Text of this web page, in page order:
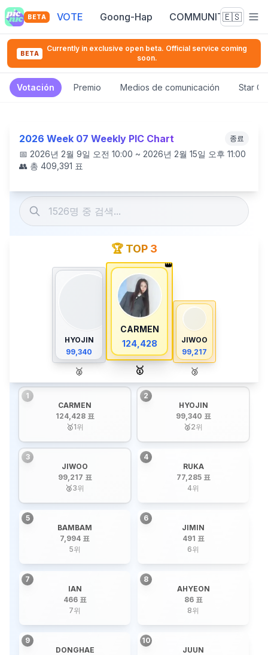
BETA VOTE Goong-Hap COMMUNITY🇪🇸
BETA
Currently in exclusive open beta. Official service coming
soon.
Votación Premio Medios de comunicación Star
2026 Week 07 Weekly PIC Chart 종료
📅 2026년 2월 9일 오전 10:00 ~ 2026년 2월 15일 오후 11:00
👥 총 409,391 표
🏆 TOP 3
HYOJIN
99,340
🥈
👑
CARMEN
124,428
🥇
JIWOO
99,217
🥉
1
CARMEN
124,428 표
🥇1위
2
HYOJIN
99,340 표
🥈2위
3
JIWOO
99,217 표
🥉3위
4
RUKA
77,285 표
4위
5
BAMBAM
7,994 표
5위
6
JIMIN
491 표
6위
7
IAN
466 표
7위
8
AHYEON
86 표
8위
9
DONGHAE
10
JUUN